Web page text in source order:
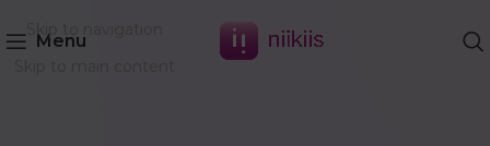
Skip to navigation
Menu